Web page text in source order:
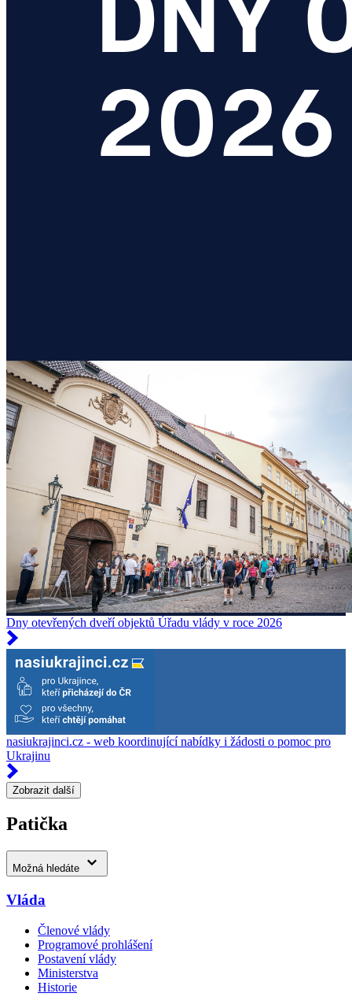
Dny otevřených dveří objektů Úřadu vlády v roce 2026
nasiukrajinci.cz - web koordinující nabídky i žádosti o pomoc pro
Ukrajinu
Zobrazit další
Patička
Možná hledáte
Vláda
Členové vlády
Programové prohlášení
Postavení vlády
Ministerstva
Historie